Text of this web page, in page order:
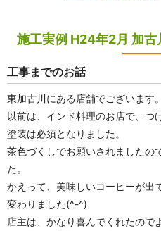
施工実例 H24年2月 加古
工事までのお話
東加古川にある店舗でございます。
以前は、インド料理のお店で、つ
塗装は必須となりました。
茶色づくしでお願いされましたの
た。
かえって、美味しいコーヒーが出
変わりました(^-^)
店主は、かなり喜んでくれたので